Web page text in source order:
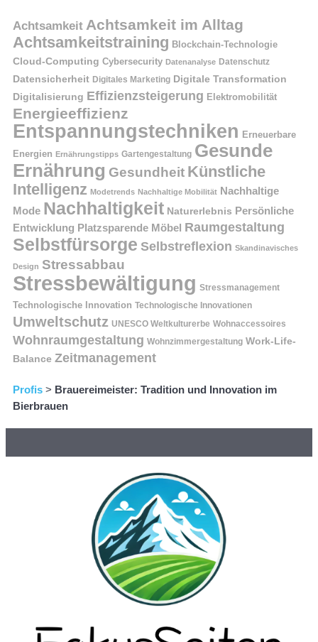
Achtsamkeit Achtsamkeit im Alltag
Achtsamkeitstraining Blockchain-Technologie
Cloud-Computing Cybersecurity Datenanalyse Datenschutz
Datensicherheit Digitales Marketing Digitale Transformation
Digitalisierung Effizienzsteigerung Elektromobilität
Energieeffizienz
Entspannungstechniken Erneuerbare
Energien Ernährungstipps Gartengestaltung Gesunde
Ernährung Gesundheit Künstliche
Intelligenz Modetrends Nachhaltige Mobilität Nachhaltige
Mode Nachhaltigkeit Naturerlebnis Persönliche
Entwicklung Platzsparende Möbel Raumgestaltung
Selbstfürsorge Selbstreflexion Skandinavisches
Design Stressabbau
Stressbewältigung Stressmanagement
Technologische Innovation Technologische Innovationen
Umweltschutz UNESCO Weltkulturerbe Wohnaccessoires
Wohnraumgestaltung Wohnzimmergestaltung Work-Life-
Balance Zeitmanagement
Profis > Brauereimeister: Tradition und Innovation im
Bierbrauen